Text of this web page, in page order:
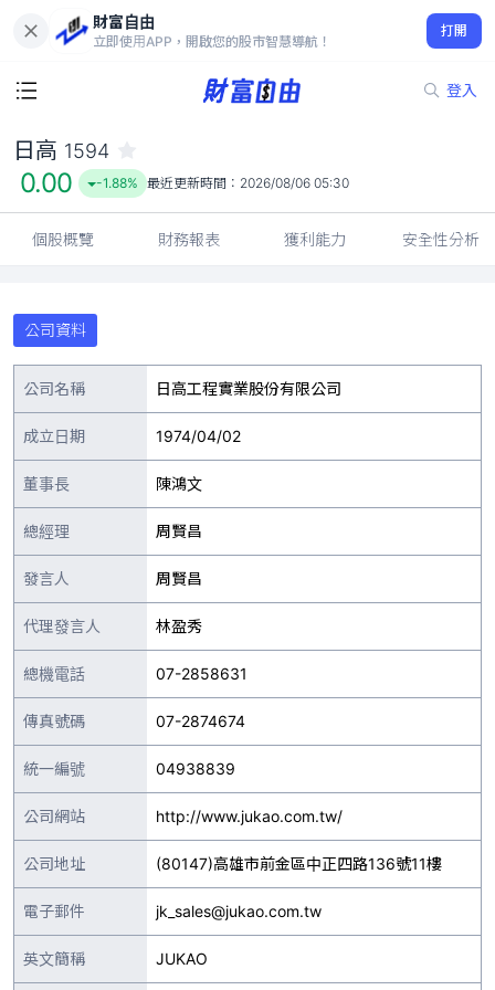
財富自由
立即使用APP，開啟您的股市智慧導航！
打開
登入
0.00
-1.88%
日高 1594
0.00 -1.88% 最近更新時間： 2026/08/06 05:30
個股概覽 財務報表 獲利能力 安全性分析
公司資料
公司名稱 日高工程實業股份有限公司
成立日期 1974/04/02
董事長 陳鴻文
總經理 周賢昌
發言人 周賢昌
代理發言人 林盈秀
總機電話 07-2858631
傳真號碼 07-2874674
統一編號 04938839
公司網站 http://www.jukao.com.tw/
公司地址 (80147)高雄市前金區中正四路136號11樓
電子郵件 jk_sales@jukao.com.tw
英文簡稱 JUKAO